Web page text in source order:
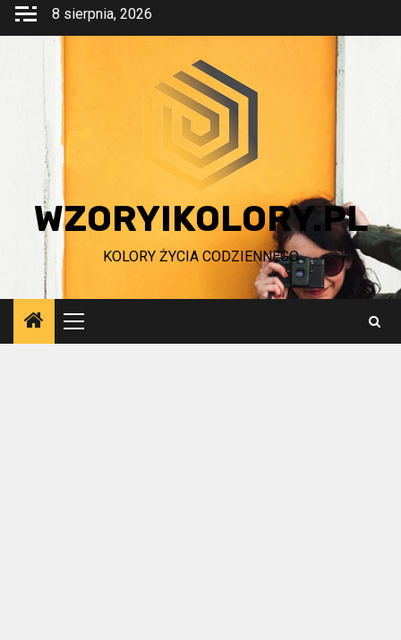
Przejdź
8 sierpnia, 2026
WZORYIKOLORY.PL
KOLORY ŻYCIA CODZIENNEGO
Menu
główne